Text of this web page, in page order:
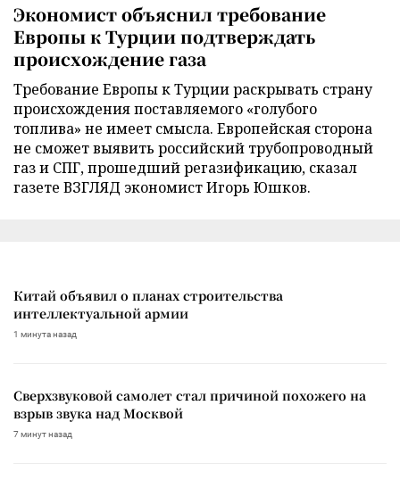
Экономист объяснил требование
Европы к Турции подтверждать
происхождение газа
Требование Европы к Турции раскрывать страну
происхождения поставляемого «голубого
топлива» не имеет смысла. Европейская сторона
не сможет выявить российский трубопроводный
газ и СПГ, прошедший регазификацию, сказал
газете ВЗГЛЯД экономист Игорь Юшков.
Китай объявил о планах строительства
интеллектуальной армии
1 минута назад
Сверхзвуковой самолет стал причиной похожего на
взрыв звука над Москвой
7 минут назад